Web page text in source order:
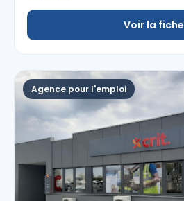
Voir la fiche
Agence pour l'emploi